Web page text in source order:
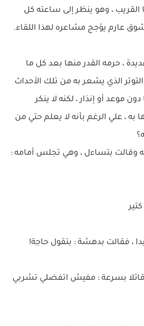
القريب ، وهو ينظر إلى ساعته كل
عارم يؤجج مشاعره لهذا اللقاء.
، حرمه القدر منها بعد كل ما
الذي يشعر به من تلك الأحداث
موعد أو إنذار ، لكنه لا ينكر
، علي الرغم بأنه لا يعلم حتي من
وقالت بتساءل ، وهي تجلس أمامه :
، فقالت بدهشة : بتقول حاجة!
قائلا بسرعة : مفيش اتفضلي تشربي